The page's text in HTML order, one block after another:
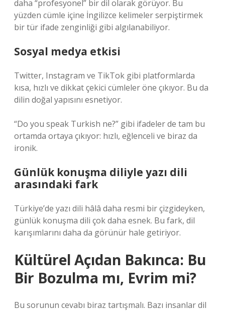
daha “profesyonel” bir dil olarak görüyor. Bu
yüzden cümle içine İngilizce kelimeler serpiştirmek
bir tür ifade zenginliği gibi algılanabiliyor.
Sosyal medya etkisi
Twitter, Instagram ve TikTok gibi platformlarda
kısa, hızlı ve dikkat çekici cümleler öne çıkıyor. Bu da
dilin doğal yapısını esnetiyor.
“Do you speak Turkish ne?” gibi ifadeler de tam bu
ortamda ortaya çıkıyor: hızlı, eğlenceli ve biraz da
ironik.
Günlük konuşma diliyle yazı dili
arasındaki fark
Türkiye’de yazı dili hâlâ daha resmi bir çizgideyken,
günlük konuşma dili çok daha esnek. Bu fark, dil
karışımlarını daha da görünür hale getiriyor.
Kültürel Açıdan Bakınca: Bu
Bir Bozulma mı, Evrim mi?
Bu sorunun cevabı biraz tartışmalı. Bazı insanlar dil